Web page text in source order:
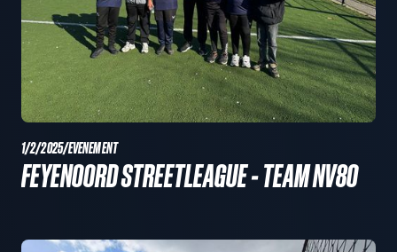
1/2/2025/EVENEMENT
FEYENOORD STREETLEAGUE - TEAM NV80